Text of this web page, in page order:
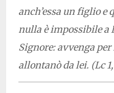
anch’essa un figlio e
nulla è impossibile a
Signore: avvenga per
allontanò da lei. (Lc